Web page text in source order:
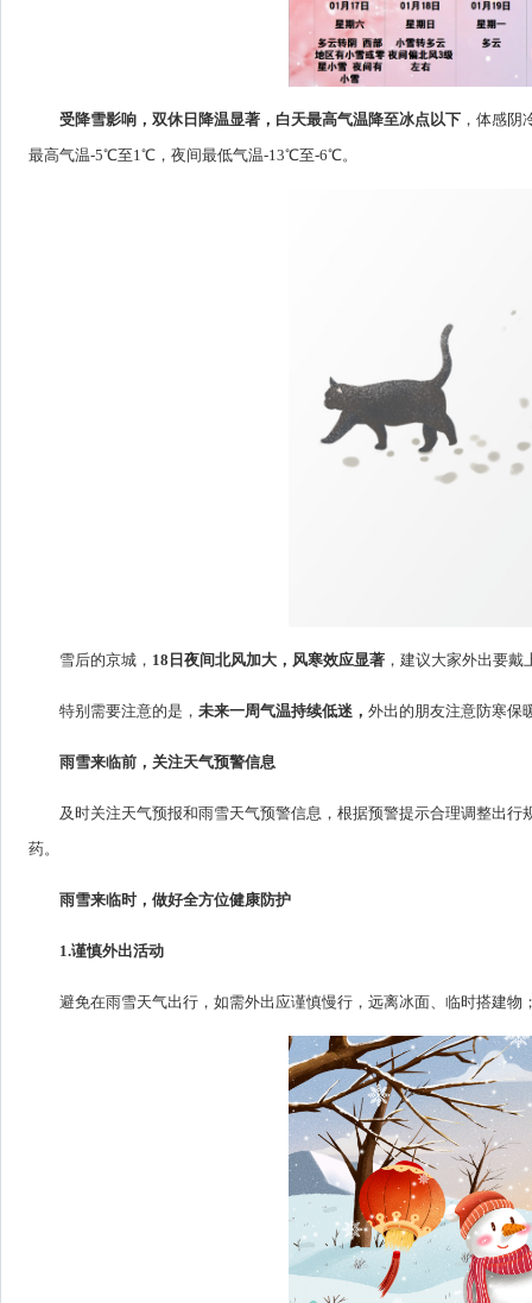
受降雪影响，双休日降温显著，白天最高气温降至冰点以下 ，体感
最高气温-5℃至1℃，夜间最低气温-13℃至-6℃。
雪后的京城， 18日夜间北风加大 ，风寒效应显著 ，建议大家外出要
特别需要注意的是， 未来一周气温持续低迷， 外出的朋友注意防寒保
雨雪来临前，关注天气预警信息
及时关注天气预报和雨雪天气预警信息，根据预警提示合理调整出
药。
雨雪来临时，做好全方位健康防护
1.谨慎外出活动
避免在雨雪天气出行，如需外出应谨慎慢行，远离冰面、临时搭建